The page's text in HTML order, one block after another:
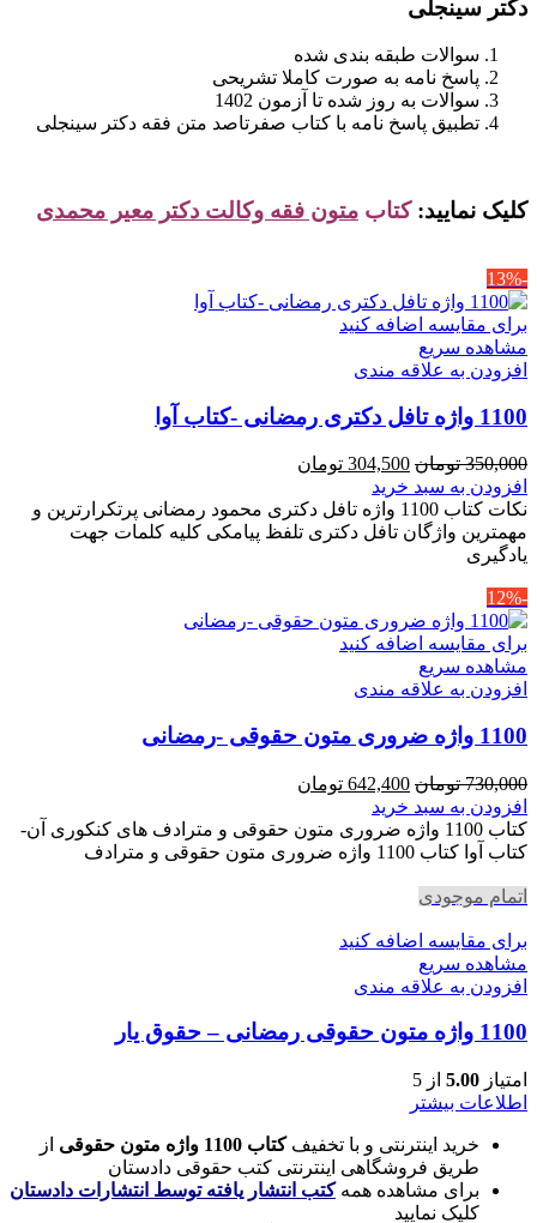
دکتر سینجلی
سوالات طبقه بندی شده
پاسخ نامه به صورت کاملا تشریحی
سوالات به روز شده تا آزمون 1402
تطبیق پاسخ نامه با کتاب صفرتاصد متن فقه دکتر سینجلی
کلیک نمایید: کتاب متون فقه وکالت دکتر معیر محمدی
-13%
برای مقایسه اضافه کنید
مشاهده سریع
افزودن به علاقه مندی
1100 واژه تافل دکتری رمضانی -کتاب آوا
350,000 تومان قیمت
اصلی
350,000 تومان
بود.
304,500 تومان
304,500 تومان
است.
افزودن به سبد خرید
نکات کتاب 1100 واژه تافل دکتری محمود رمضانی پرتکرارترین و
مهمترین واژگان تافل دکتری تلفظ پیامکی کلیه کلمات جهت
یادگیری
-12%
برای مقایسه اضافه کنید
مشاهده سریع
افزودن به علاقه مندی
1100 واژه ضروری متون حقوقی -رمضانی
730,000 تومان قیمت
اصلی
730,000 تومان
بود.
642,400 تومان
642,400 تومان
است.
افزودن به سبد خرید
کتاب 1100 واژه ضروری متون حقوقی و مترادف های کنکوری آن-
کتاب آوا کتاب 1100 واژه ضروری متون حقوقی و مترادف
اتمام موجودی
برای مقایسه اضافه کنید
مشاهده سریع
افزودن به علاقه مندی
1100 واژه متون حقوقی رمضانی – حقوق یار
امتیاز 5.00 از 5
اطلاعات بیشتر
خرید اینترنتی و با تخفیفکتاب 1100 واژه متون حقوقی
از
طریق فروشگاهی اینترنتی کتب حقوقی دادستان
برای مشاهده همهکتب انتشار یافته توسط انتشارات دادستان
کلیک نمایید